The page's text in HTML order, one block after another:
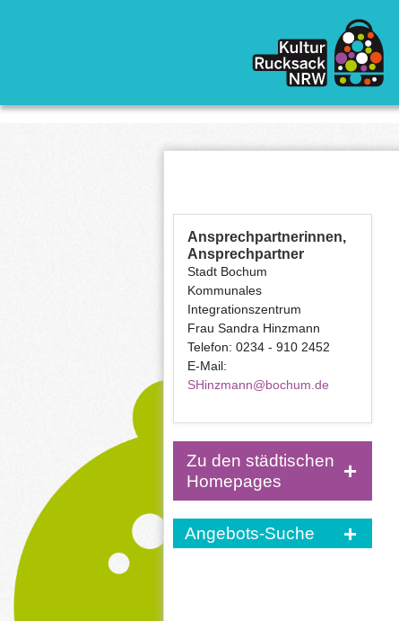
Ansprechpartnerinnen,
Ansprechpartner
Stadt Bochum
Kommunales
Integrationszentrum
Frau Sandra Hinzmann
Telefon: 0234 - 910 2452
E-Mail:
SHinzmann@bochum.de
Zu den städtischen
Homepages
Angebots-Suche